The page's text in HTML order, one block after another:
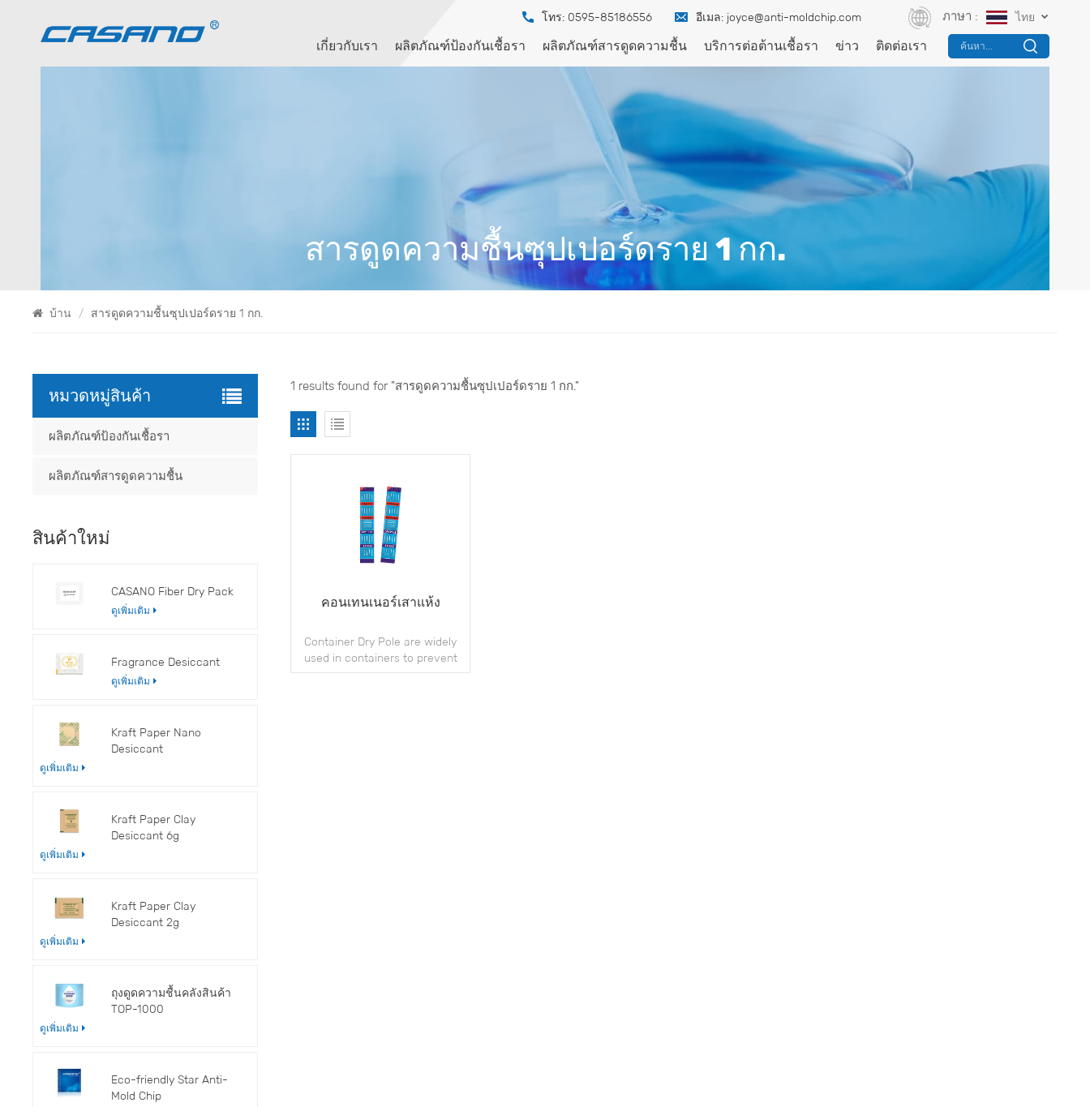
โทร: 0595-85186556 อีเมล: joyce@anti-moldchip.com ภาษา : ไทย
เกี่ยวกับเรา ผลิตภัณฑ์ป้องกันเชื้อรา ผลิตภัณฑ์สารดูดความชื้น บริการต่อต้านเชื้อรา ข่าว ติดต่อเรา ค้นหา...
สารดูดความชื้นซุปเปอร์ดราย 1 กก.
บ้าน / สารดูดความชื้นซุปเปอร์ดราย 1 กก.
1 results found for "สารดูดความชื้นซุปเปอร์ดราย 1 กก."
คอนเทนเนอร์เสาแห้ง
Container Dry Pole are widely
used in containers to prevent
moisture during storage and
หมวดหมู่สินค้า
ผลิตภัณฑ์ป้องกันเชื้อรา
ผลิตภัณฑ์สารดูดความชื้น
สินค้าใหม่
CASANO Fiber Dry Pack
ดูเพิ่มเติม
Fragrance Desiccant
ดูเพิ่มเติม
Kraft Paper Nano
Desiccant
ดูเพิ่มเติม
Kraft Paper Clay
Desiccant 6g
ดูเพิ่มเติม
Kraft Paper Clay
Desiccant 2g
ดูเพิ่มเติม
ถุงดูดความชื้นคลังสินค้า
TOP-1000
ดูเพิ่มเติม
Eco-friendly Star Anti-
Mold Chip